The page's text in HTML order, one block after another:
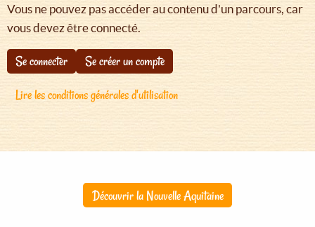
Vous ne pouvez pas accéder au contenu d'un parcours, car
vous devez être connecté.
Se connecter
Se créer un compte
Lire les conditions générales d'utilisation
Découvrir la Nouvelle Aquitaine